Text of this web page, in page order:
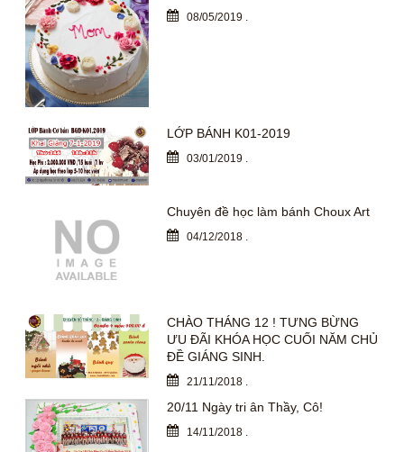
08/05/2019 .
LỚP BÁNH K01-2019
03/01/2019
Chuyên đề học làm bánh Choux Art
04/12/2018 .
CHÀO THÁNG 12 ! TƯNG BỪNG
ƯU ĐÃI KHÓA HỌC CUỐI NĂM CHỦ
ĐỀ GIÁNG SINH.
21/11/2018 .
20/11 Ngày tri ân Thầy, Cô!
14/11/2018 .